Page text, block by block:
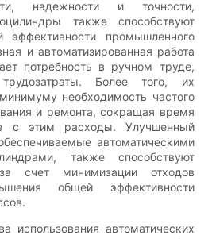
надежности и точности,
также способствуют
эффективности промышленного
и автоматизированная работа
потребность в ручном труде,
Более того, их
необходимость частого
и ремонта, сокращая время
с этим расходы. Улучшенный
автоматическими
также способствуют
счет минимизации отходов
общей эффективности
использования автоматических